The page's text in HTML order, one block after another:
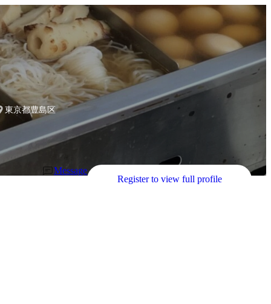
ープ
東京都豊島区
Message
Register to view full profile